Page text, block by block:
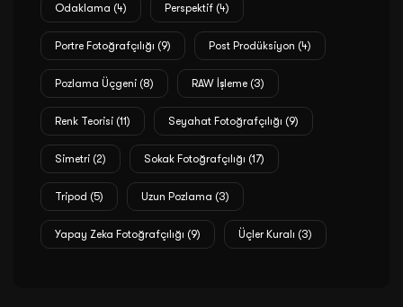
Odaklama (4) Perspektif (4)
Portre Fotoğrafçılığı (9) Post Prodüksiyon (4)
Pozlama Üçgeni (8) RAW İşleme (3)
Renk Teorisi (11) Seyahat Fotoğrafçılığı (9)
Simetri (2) Sokak Fotoğrafçılığı (17)
Tripod (5) Uzun Pozlama (3)
Yapay Zeka Fotoğrafçılığı (9) Üçler Kuralı (3)